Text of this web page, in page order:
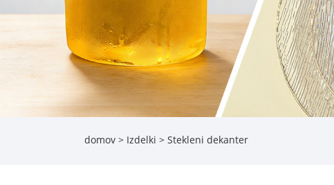
domov > Izdelki > Stekleni dekanter